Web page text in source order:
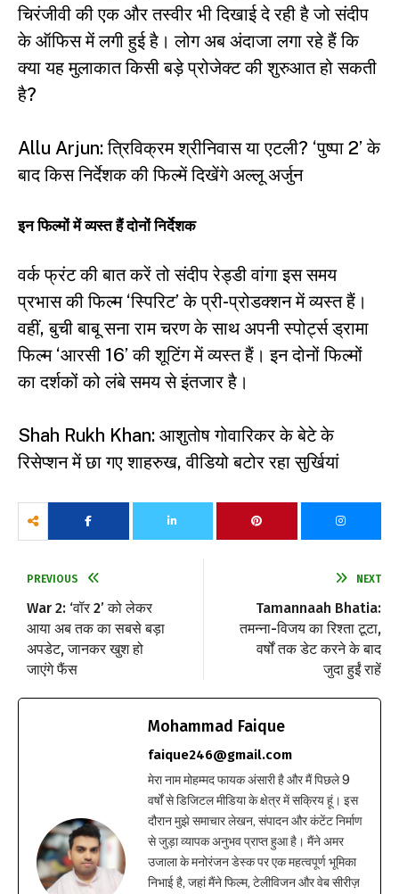
चिरंजीवी की एक और तस्वीर भी दिखाई दे रही है जो संदीप
के ऑफिस में लगी हुई है। लोग अब अंदाजा लगा रहे हैं कि
क्या यह मुलाकात किसी बड़े प्रोजेक्ट की शुरुआत हो सकती
है?
Allu Arjun: त्रिविक्रम श्रीनिवास या एटली? ‘पुष्पा 2’ के
बाद किस निर्देशक की फिल्में दिखेंगे अल्लू अर्जुन
इन फिल्मों में व्यस्त हैं दोनों निर्देशक
वर्क फ्रंट की बात करें तो संदीप रेड्डी वांगा इस समय
प्रभास की फिल्म ‘स्पिरिट’ के प्री-प्रोडक्शन में व्यस्त हैं।
वहीं, बुची बाबू सना राम चरण के साथ अपनी स्पोर्ट्स ड्रामा
फिल्म ‘आरसी 16’ की शूटिंग में व्यस्त हैं। इन दोनों फिल्मों
का दर्शकों को लंबे समय से इंतजार है।
Shah Rukh Khan: आशुतोष गोवारिकर के बेटे के
रिसेप्शन में छा गए शाहरुख, वीडियो बटोर रहा सुर्खियां
PREVIOUS
War 2: ‘वॉर 2’ को लेकर
आया अब तक का सबसे बड़ा
अपडेट, जानकर खुश हो
जाएंगे फैंस
NEXT
Tamannaah Bhatia:
तमन्ना-विजय का रिश्ता टूटा,
वर्षों तक डेट करने के बाद
जुदा हुईं राहें
Mohammad Faique
faique246@gmail.com
मेरा नाम मोहम्मद फायक अंसारी है और मैं पिछले 9
वर्षों से डिजिटल मीडिया के क्षेत्र में सक्रिय हूं। इस
दौरान मुझे समाचार लेखन, संपादन और कंटेंट निर्माण
से जुड़ा व्यापक अनुभव प्राप्त हुआ है। मैंने अमर
उजाला के मनोरंजन डेस्क पर एक महत्वपूर्ण भूमिका
निभाई है, जहां मैंने फिल्म, टेलीविजन और वेब सीरीज़